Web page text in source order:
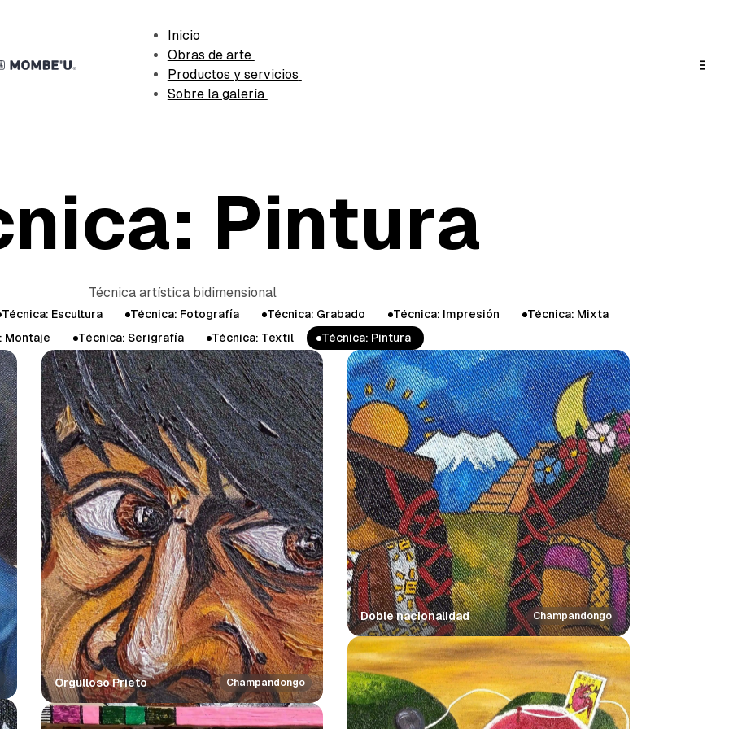
Inicio
Obras de arte
Productos y servicios
Sobre la galería
Pintura
Técnica artística bidimensional
Técnica: Escultura Técnica: Fotografía Técnica: Grabado Técnica: Impresión
Técnica: Mixta
Montaje
Técnica: Serigrafía Técnica: Textil Técnica: Pintura
Orgulloso Prieto Champandongo
Doble nacionalidad Champandongo